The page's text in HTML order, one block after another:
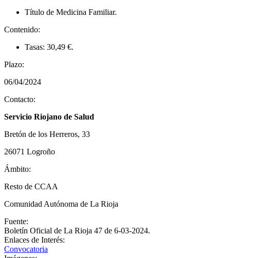
Título de Medicina Familiar.
Contenido:
Tasas: 30,49 €.
Plazo:
06/04/2024
Contacto:
Servicio Riojano de Salud
Bretón de los Herreros, 33
26071 Logroño
Ámbito:
Resto de CCAA
Comunidad Autónoma de La Rioja
Fuente:
Boletín Oficial de La Rioja 47 de 6-03-2024.
Enlaces de Interés:
Convocatoria